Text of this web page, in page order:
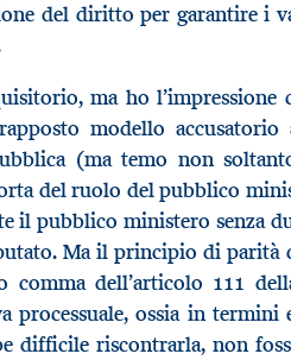
del diritto per garantire i
ma ho l’impressione
modello accusatorio
(ma temo non
del ruolo del pubblico
il pubblico ministero senza
Ma il principio di parità
comma dell’articolo 111
processuale, ossia in termini
difficile riscontrarla, non